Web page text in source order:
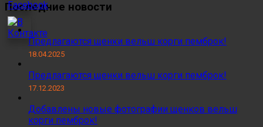
Последние новости
Предлагаются щенки вельш корги пемброк!
18.04.2025
Предлагаются щенки вельш корги пемброк!
17.12.2023
Добавлены новые фотографии щенков вельш
корги пемброк!